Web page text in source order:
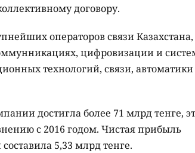
договору.
операторов связи Казахстана,
цифровизации и
технологий, связи,
достигла более 71 млрд тенге,
с 2016 годом. Чистая прибыль
5,33 млрд тенге.